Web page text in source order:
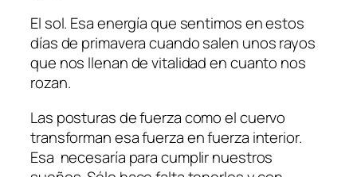
El sol. Esa energía que sentimos en estos
días de primavera cuando salen unos rayos
que nos llenan de vitalidad en cuanto nos
rozan.
Las posturas de fuerza como el cuervo
transforman esa fuerza en fuerza interior.
Esa necesaría para cumplir nuestros